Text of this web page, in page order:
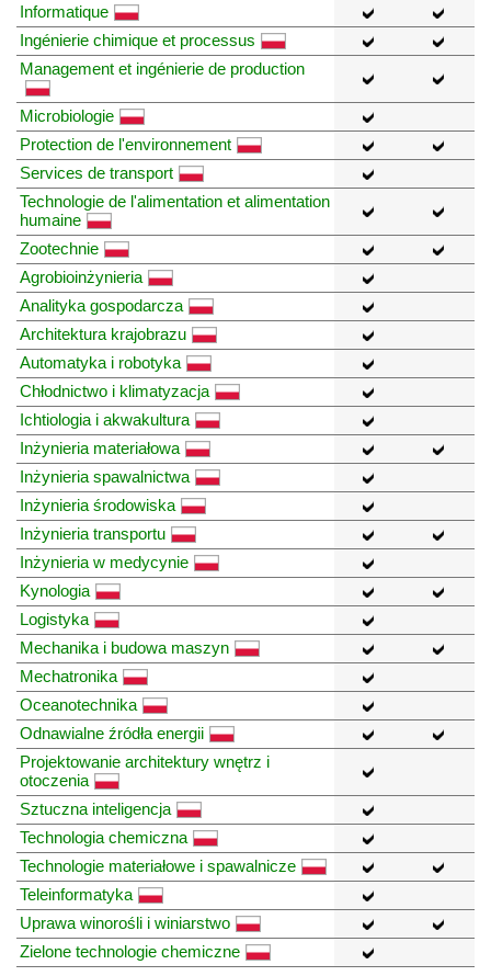
Informatique
Ingénierie chimique et processus
Management et ingénierie de production
Microbiologie
Protection de l'environnement
Services de transport
Technologie de l'alimentation et alimentation
humaine
Zootechnie
Agrobioinżynieria
Analityka gospodarcza
Architektura krajobrazu
Automatyka i robotyka
Chłodnictwo i klimatyzacja
Ichtiologia i akwakultura
Inżynieria materiałowa
Inżynieria spawalnictwa
Inżynieria środowiska
Inżynieria transportu
Inżynieria w medycynie
Kynologia
Logistyka
Mechanika i budowa maszyn
Mechatronika
Oceanotechnika
Odnawialne źródła energii
Projektowanie architektury wnętrz i
otoczenia
Sztuczna inteligencja
Technologia chemiczna
Technologie materiałowe i spawalnicze
Teleinformatyka
Uprawa winorośli i winiarstwo
Zielone technologie chemiczne